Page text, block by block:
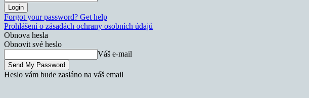
Forgot your password? Get help
Prohlášení o zásadách ochrany osobních údajů
Obnova hesla
Obnovit své heslo
Váš e-mail
Heslo vám bude zasláno na váš email